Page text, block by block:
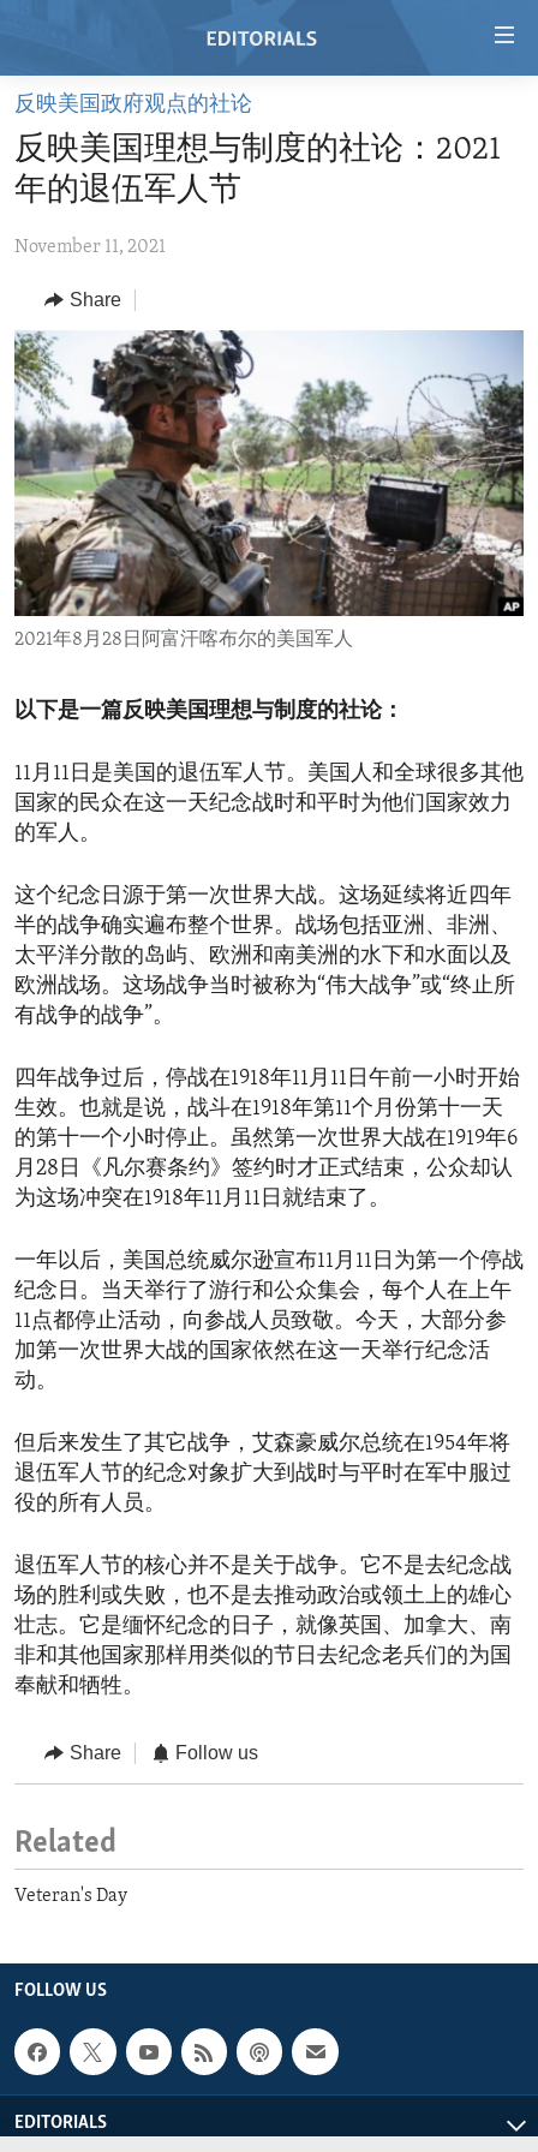
Skip
main
content
to
Navigation
Skip
to
Search
HOME
VIDEO
REGIONS
AFRICA
AMERICAS
ASIA
EUROPE
MIDDLE EAST
TOPICS
HUMAN RIGHTS
SECURITY AND DEFENSE
AID AND DEVELOPMENT
DEMOCRACY AND GOVERNANCE
ECONOMY AND TRADE
ENVIRONMENT AND HEALTH
IDEALS AND INSTITUTIONS
ARCHIVE
ABOUT US
FOLLOW US
反映美国政府观点的社论
反映美国理想与制度的社论：2021
年的退伍军人节
November 11, 2021
Share
2021年8月28日阿富汗喀布尔的美国军人
以下是一篇反映美国理想与制度的社论：
11月11日是美国的退伍军人节。美国人和全球很多其他
国家的民众在这一天纪念战时和平时为他们国家效力
的军人。
这个纪念日源于第一次世界大战。这场延续将近四年
半的战争确实遍布整个世界。战场包括亚洲、非洲、
太平洋分散的岛屿、欧洲和南美洲的水下和水面以及
欧洲战场。这场战争当时被称为“伟大战争”或“终止所
有战争的战争”。
四年战争过后，停战在1918年11月11日午前一小时开始
生效。也就是说，战斗在1918年第11个月份第十一天
的第十一个小时停止。虽然第一次世界大战在1919年6
月28日《凡尔赛条约》签约时才正式结束，公众却认
为这场冲突在1918年11月11日就结束了。
一年以后，美国总统威尔逊宣布11月11日为第一个停战
纪念日。当天举行了游行和公众集会，每个人在上午
11点都停止活动，向参战人员致敬。今天，大部分参
加第一次世界大战的国家依然在这一天举行纪念活
动。
但后来发生了其它战争，艾森豪威尔总统在1954年将
退伍军人节的纪念对象扩大到战时与平时在军中服过
役的所有人员。
退伍军人节的核心并不是关于战争。它不是去纪念战
场的胜利或失败，也不是去推动政治或领土上的雄心
壮志。它是缅怀纪念的日子，就像英国、加拿大、南
非和其他国家那样用类似的节日去纪念老兵们的为国
奉献和牺牲。
Share Follow us
Related
Veteran's Day
FOLLOW US
EDITORIALS